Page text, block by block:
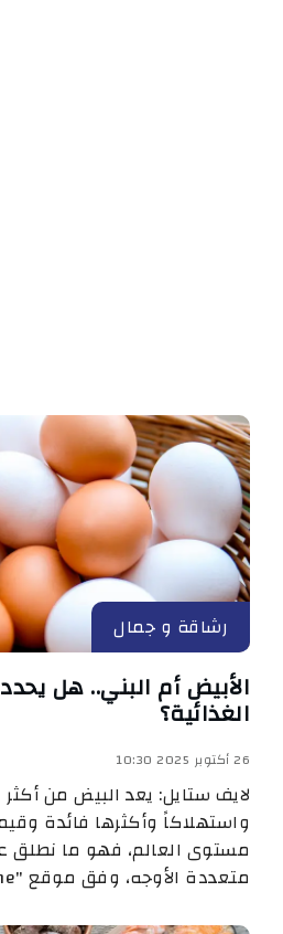
رشاقة و جمال
الأبيض أم البني.. هل
الغذائية؟
26 أكتوبر 2025 10:30
لايف ستايل: يعد البيض من
واستهلاكاً وأكثرها فائدة
مستوى العالم، فهو ما نطلق
متعددة الأوجه، وفق موقع "healthline".